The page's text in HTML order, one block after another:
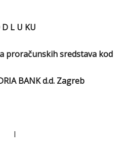
D L U KU
proračunskih sredstava kod
BANK d.d. Zagreb
I